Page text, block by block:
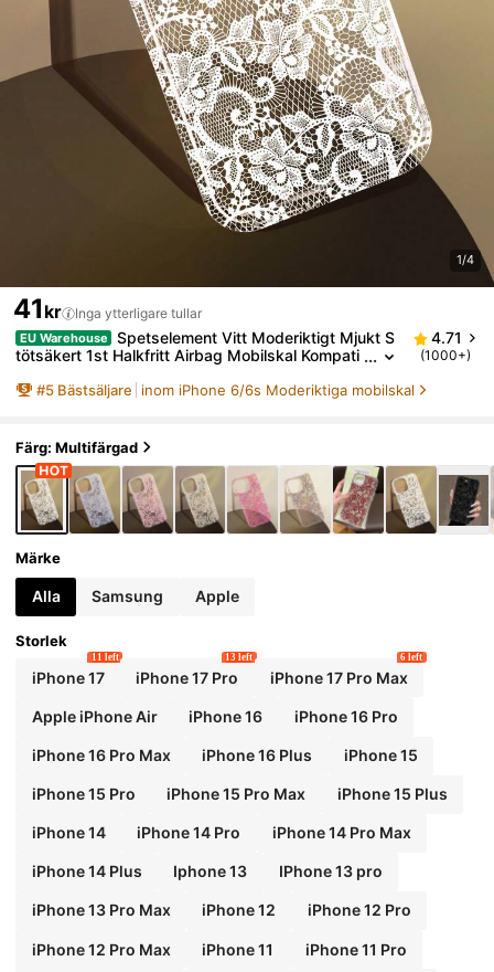
1/4
41 kr Inga ytterligare tullar
EU Warehouse
Spetselement Vitt Moderiktigt Mjukt S
tötsäkert 1st Halkfritt Airbag Mobilskal Kompati
esent Fest Födelsedag Jubileum
4.71
(1000+)
#5 Bästsäljare inom iPhone 6/6s Moderiktiga mobilskal
Färg: Multifärgad
Märke
Alla Samsung Apple
Storlek
iPhone 17
11 left
iPhone 17 Pro
13 left
iPhone 17 Pro Max
6 left
Apple iPhone Air iPhone 16 iPhone 16 Pro
iPhone 16 Pro Max iPhone 16 Plus iPhone 15
iPhone 15 Pro iPhone 15 Pro Max iPhone 15 Plus
iPhone 14 iPhone 14 Pro iPhone 14 Pro Max
iPhone 14 Plus Iphone 13 IPhone 13 pro
iPhone 13 Pro Max iPhone 12 iPhone 12 Pro
iPhone 12 Pro Max iPhone 11 iPhone 11 Pro